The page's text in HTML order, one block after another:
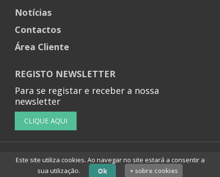
Este site utiliza cookies. Ao navegar no site estará a consentir a
sua utilização.
Ok + sobre cookies
Notícias
Contactos
Área Cliente
REGISTO NEWSLETTER
Para se registar e receber a nossa
newsletter
© 2026 Tecnilab AV Portugal, S.A. Todos os direitos
reservados. | Powered byVectweb® SM
Cookies Política de Privacidade